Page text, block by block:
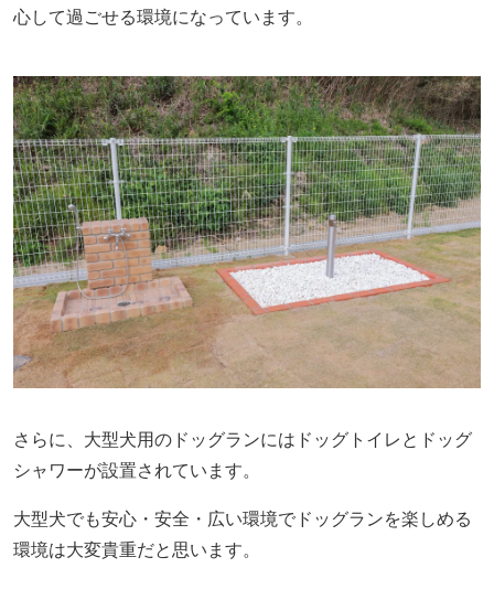
心して過ごせる環境になっています。
さらに、大型犬用のドッグランにはドッグトイレとドッグ
シャワーが設置されています。
大型犬でも安心・安全・広い環境でドッグランを楽しめる
環境は大変貴重だと思います。